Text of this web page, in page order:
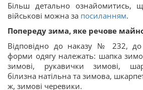
Більш детально ознайомитись,
військові можна за посиланням.
Попереду зима, яке речове
Відповідно до наказу № 232, до
форми одягу належать: шапка
зимові, рукавички зимові,
білизна натільна та зимова,
ж, зимові черевики.